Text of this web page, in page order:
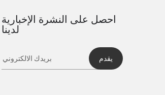
احصل على النشرة الإخبارية
لدينا
يقدم